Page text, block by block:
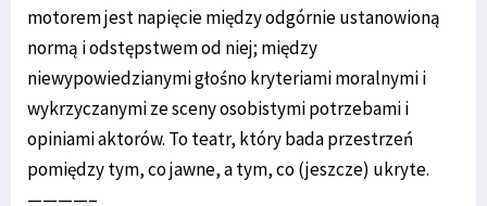
motorem jest napięcie między odgórnie ustanowioną
normą i odstępstwem od niej; między
niewypowiedzianymi głośno kryteriami moralnymi i
wykrzyczanymi ze sceny osobistymi potrzebami i
opiniami aktorów. To teatr, który bada przestrzeń
pomiędzy tym, co jawne, a tym, co (jeszcze) ukryte.
————–